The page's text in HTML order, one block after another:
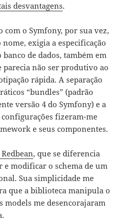
desvantagens.
com o Symfony, por sua vez,
exigia a especificação
banco de dados, também em
parecia não ser produtivo ao
rápida. A separação
“bundles” (padrão
versão 4 do Symfony) e a
fizeram-me
e seus componentes.
, que se diferencia
e modificar o schema de um
Sua simplicidade me
que a biblioteca manipula o
models me desencorajaram